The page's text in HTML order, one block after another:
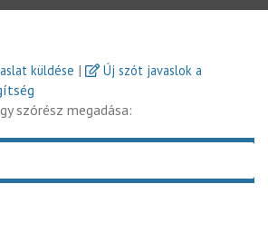
küldése |
Új szót javaslok a
szórész megadása: